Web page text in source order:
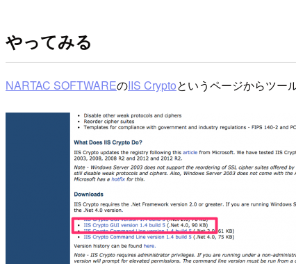
やってみる
NARTAC SOFTWAREのIIS Cryptoというページからツー